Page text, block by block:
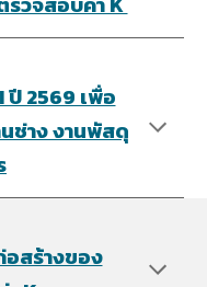
ปี 2569 เพื่อ
ช่าง งานพัสดุ
สร้างของ